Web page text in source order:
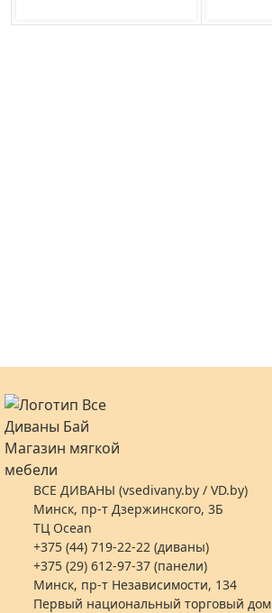
ВСЕ ДИВАНЫ (vsedivany.by / VD.by)
Минск, пр-т Дзержинского, 3Б
ТЦ Ocean
+375 (44) 719-22-22 (диваны)
+375 (29) 612-97-37 (панели)
Минск, пр-т Независимости, 134
Первый национальный торговый дом